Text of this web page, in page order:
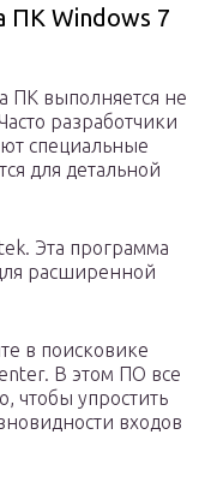
ПК Windows 7
ПК выполняется не
разработчики
специальные
для детальной
Эта программа
расширенной
в поисковике
В этом ПО все
чтобы упростить
входов